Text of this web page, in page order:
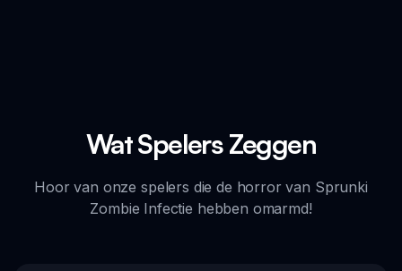
Wat Spelers Zeggen
Hoor van onze spelers die de horror van Sprunki
Zombie Infectie hebben omarmd!